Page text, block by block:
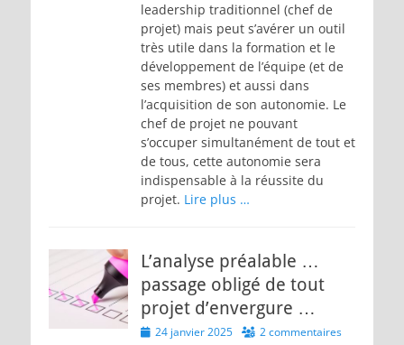
leadership traditionnel (chef de
projet) mais peut s’avérer un outil
très utile dans la formation et le
développement de l’équipe (et de
ses membres) et aussi dans
l’acquisition de son autonomie. Le
chef de projet ne pouvant
s’occuper simultanément de tout et
de tous, cette autonomie sera
indispensable à la réussite du
projet. Lire plus …
L’analyse préalable …
passage obligé de tout
projet d’envergure …
Posted
24 janvier 2025 2 commentaires